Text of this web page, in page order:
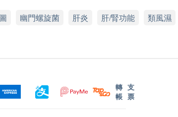
幽門螺旋菌 肝炎 肝/腎功能 類風濕
轉
帳
支
票